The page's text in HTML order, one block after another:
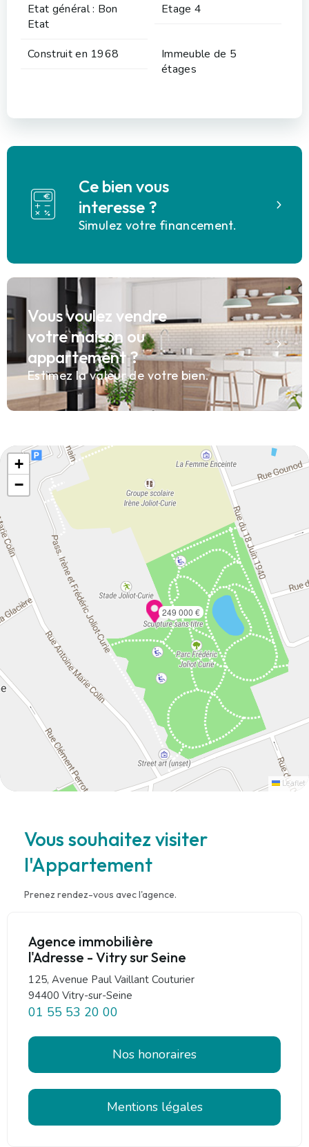
Etat général : Bon
Etat
Etage 4
Construit en 1968
Immeuble de 5
étages
Ce bien vous
interesse ?
Simulez votre financement.
Vous voulez vendre
votre maison ou
appartement ?
Estimez la valeur de votre bien.
249 000 €
+
−
Leaflet
Vous souhaitez visiter
l'Appartement
Prenez rendez-vous avec l'agence.
Agence immobilière
l'Adresse - Vitry sur Seine
125, Avenue Paul Vaillant Couturier
94400 Vitry-sur-Seine
01 55 53 20 00
Nos honoraires
Mentions légales